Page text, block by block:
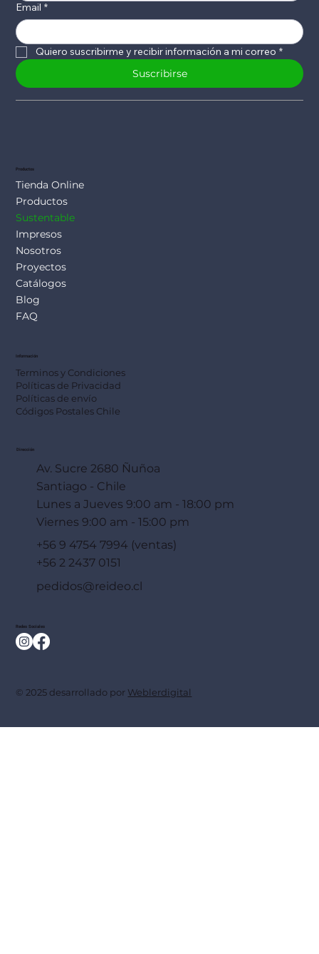
Email *
Quiero suscribirme y recibir información a mi correo *
Suscribirse
Productos
Tienda Online
Productos
Sustentable
Impresos
Nosotros
Proyectos
Catálogos
Blog
FAQ
Información
Terminos y Condiciones
Políticas de Privacidad
Políticas de envío
Códigos Postales Chile
Dirección
Av. Sucre 2680 Ñuñoa
Santiago - Chile
Lunes a Jueves 9:00 am - 18:00 pm
Viernes 9:00 am - 15:00 pm
+56 9 4754 7994 (ventas)
+56 2 2437 0151
pedidos@reideo.cl
Redes Sociales
© 2025 desarrollado por Weblerdigital